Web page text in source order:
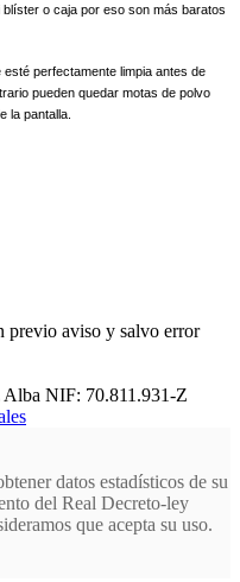
blíster o caja por eso son más baratos
perfectamente limpia antes de
pueden quedar motas de polvo
la pantalla.
previo aviso y salvo error
Alba NIF: 70.811.931-Z
datos estadísticos de su
del Real Decreto-ley
que acepta su uso.